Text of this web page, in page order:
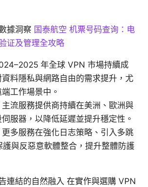
據洞察 国泰航空 机票号码查询：电
证及管理全攻略
年全球 VPN 市場持續成
料隱私與網路自由的需求提升，尤
工作場景中。
流服務提供商持續在美洲、歐洲與
服器，以降低延遲並提升穩定性。
多服務在強化日志策略、引入多跳
與反惡意軟體整合，提升整體防護
連結的自然融入 在實作與選購 VPN